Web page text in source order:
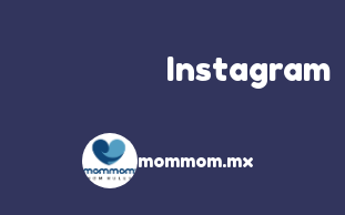
Instagram
mommom.mx